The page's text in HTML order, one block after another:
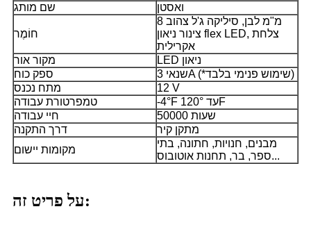
שם מותג
ואסטן
חוֹמֶר
8 מ"מ לבן, סיליקה ג'ל צהוב
צינור ניאון flex LED, צלחת
אקרילית
מקור אור
LED ניאון
ספק כוח
שנאי 3A (*שימוש פנימי בלבד)
מתח נכנס
12 V
טמפרטורת עבודה
-4°F עד 120°F
חיי עבודה
50000 שעות
דרך התקנה
מתקן קיר
מקומות יישום
מבנים, חנויות, חתונה, בתי
ספר, בר, תחנות אוטובוס...
על פריט זה: